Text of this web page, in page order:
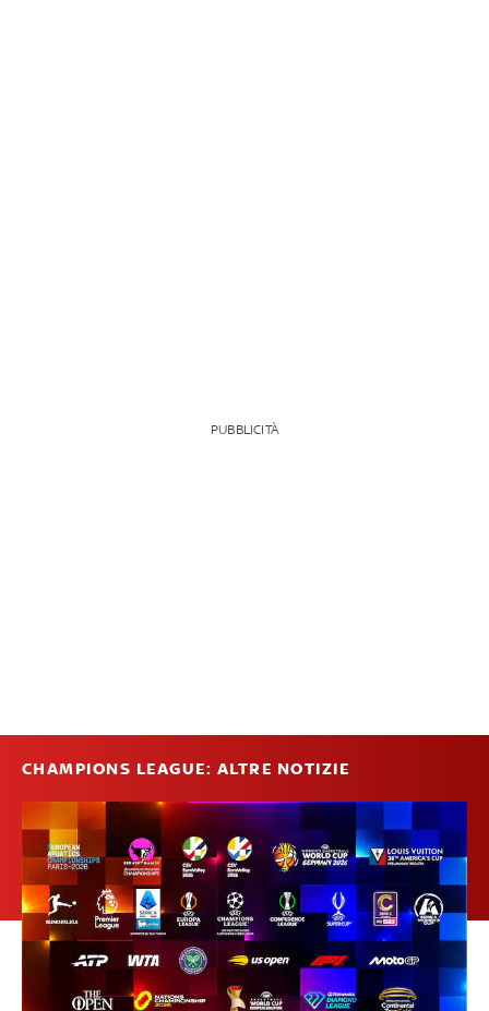
PUBBLICITÀ
CHAMPIONS LEAGUE: ALTRE NOTIZIE